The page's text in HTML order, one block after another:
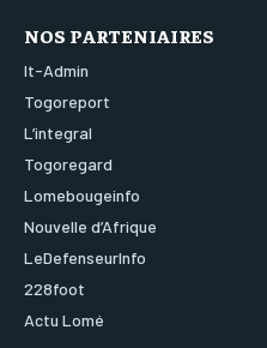
NOS PARTENIAIRES
It-Admin
Togoreport
L’integral
Togoregard
Lomebougeinfo
Nouvelle d’Afrique
LeDefenseurInfo
228foot
Actu Lomé